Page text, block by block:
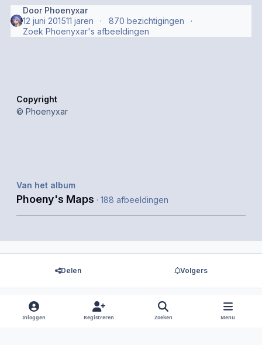
Door Phoenyxar
12 juni 201511 jaren
870 bezichtigingen
Zoek Phoenyxar's afbeeldingen
Copyright
© Phoenyxar
Van het album
Phoeny's Maps · 188 afbeeldingen
Delen Volgers
Er zijn geen reacties om weer te geven.
Inloggen Registreren Zoeken Menu